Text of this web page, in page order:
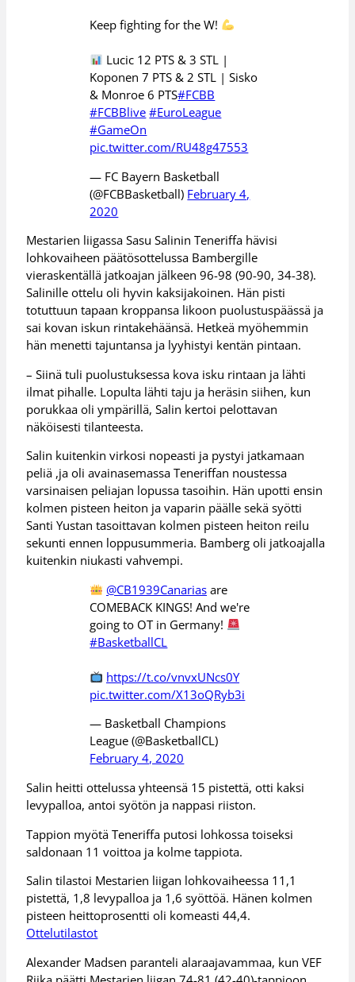
Keep fighting for the W!
Lucic 12 PTS & 3 STL |
Koponen 7 PTS & 2 STL | Sisko
& Monroe 6 PTS#FCBB
#FCBBlive #EuroLeague
#GameOn
pic.twitter.com/RU48g47553
— FC Bayern Basketball
(@FCBBasketball) February 4,
2020
Mestarien liigassa Sasu Salinin Teneriffa hävisi
lohkovaiheen päätösottelussa Bambergille
vieraskentällä jatkoajan jälkeen 96-98 (90-90, 34-38).
Salinille ottelu oli hyvin kaksijakoinen. Hän pisti
totuttuun tapaan kroppansa likoon puolustuspäässä ja
sai kovan iskun rintakehäänsä. Hetkeä myöhemmin
hän menetti tajuntansa ja lyyhistyi kentän pintaan.
– Siinä tuli puolustuksessa kova isku rintaan ja lähti
ilmat pihalle. Lopulta lähti taju ja heräsin siihen, kun
porukkaa oli ympärillä, Salin kertoi pelottavan
näköisesti tilanteesta.
Salin kuitenkin virkosi nopeasti ja pystyi jatkamaan
peliä ,ja oli avainasemassa Teneriffan noustessa
varsinaisen peliajan lopussa tasoihin. Hän upotti ensin
kolmen pisteen heiton ja vaparin päälle sekä syötti
Santi Yustan tasoittavan kolmen pisteen heiton reilu
sekunti ennen loppusummeria. Bamberg oli jatkoajalla
kuitenkin niukasti vahvempi.
@CB1939Canarias are
COMEBACK KINGS! And we're
going to OT in Germany!
#BasketballCL
https://t.co/vnvxUNcs0Y
pic.twitter.com/X13oQRyb3i
— Basketball Champions
League (@BasketballCL)
February 4, 2020
Salin heitti ottelussa yhteensä 15 pistettä, otti kaksi
levypalloa, antoi syötön ja nappasi riiston.
Tappion myötä Teneriffa putosi lohkossa toiseksi
saldonaan 11 voittoa ja kolme tappiota.
Salin tilastoi Mestarien liigan lohkovaiheessa 11,1
pistettä, 1,8 levypalloa ja 1,6 syöttöä. Hänen kolmen
pisteen heittoprosentti oli komeasti 44,4.
Ottelutilastot
Alexander Madsen paranteli alaraajavammaa, kun VEF